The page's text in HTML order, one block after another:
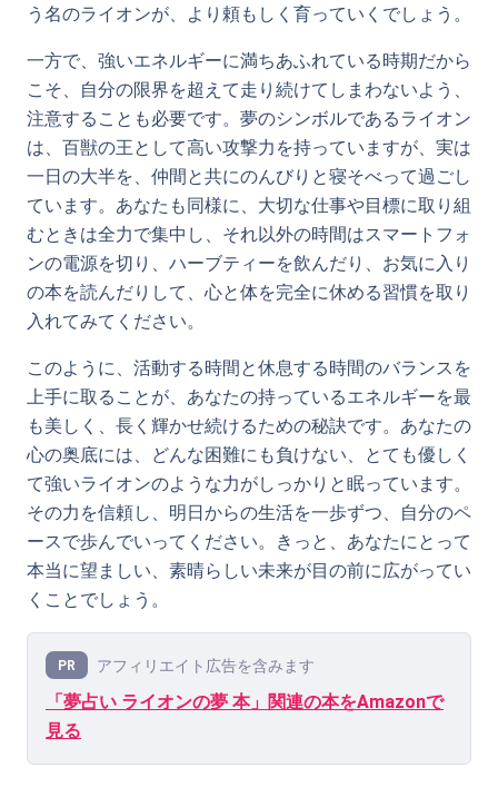
う名のライオンが、より頼もしく育っていくでしょう。
一方で、強いエネルギーに満ちあふれている時期だから
こそ、自分の限界を超えて走り続けてしまわないよう、
注意することも必要です。夢のシンボルであるライオン
は、百獣の王として高い攻撃力を持っていますが、実は
一日の大半を、仲間と共にのんびりと寝そべって過ごし
ています。あなたも同様に、大切な仕事や目標に取り組
むときは全力で集中し、それ以外の時間はスマートフォ
ンの電源を切り、ハーブティーを飲んだり、お気に入り
の本を読んだりして、心と体を完全に休める習慣を取り
入れてみてください。
このように、活動する時間と休息する時間のバランスを
上手に取ることが、あなたの持っているエネルギーを最
も美しく、長く輝かせ続けるための秘訣です。あなたの
心の奥底には、どんな困難にも負けない、とても優しく
て強いライオンのような力がしっかりと眠っています。
その力を信頼し、明日からの生活を一歩ずつ、自分のペ
ースで歩んでいってください。きっと、あなたにとって
本当に望ましい、素晴らしい未来が目の前に広がってい
くことでしょう。
PR アフィリエイト広告を含みます
「夢占い ライオンの夢 本」関連の本をAmazonで
見る